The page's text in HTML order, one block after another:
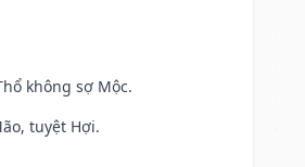
không sợ Mộc.
tuyệt Hợi.